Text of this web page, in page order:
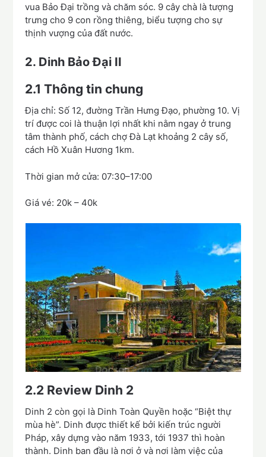
vua Bảo Đại trồng và chăm sóc. 9 cây chà là tượng
trưng cho 9 con rồng thiêng, biểu tượng cho sự
thịnh vượng của đất nước.
2. Dinh Bảo Đại II
2.1Thông tin chung
Địa chỉ: Số 12, đường Trần Hưng Đạo, phường 10. Vị
trí được coi là thuận lợi nhất khi nằm ngay ở trung
tâm thành phố, cách chợ Đà Lạt khoảng 2 cây số,
cách Hồ Xuân Hương 1km.
Thời gian mở cửa: 07:30–17:00
Giá vé: 20k – 40k
2.2 Review Dinh 2
Dinh 2 còn gọi là Dinh Toàn Quyền hoặc “Biệt thự
mùa hè”. Dinh được thiết kế bởi kiến trúc người
Pháp, xây dựng vào năm 1933, tới 1937 thì hoàn
thành. Dinh ban đầu là nơi ở và nơi làm việc của